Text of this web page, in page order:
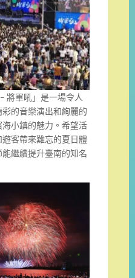
將軍吼」是一場令人
的音樂演出和絢麗的
小鎮的魅力。希望活
客帶來難忘的夏日體
繼續提升臺南的知名